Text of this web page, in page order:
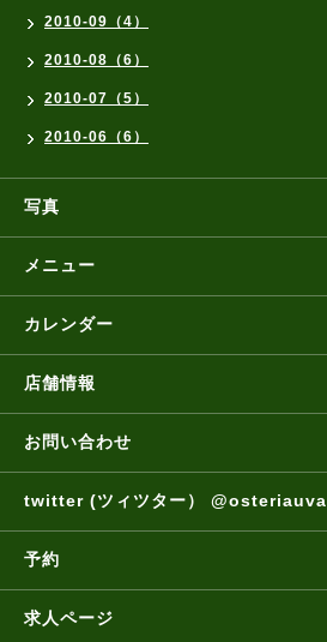
2010-09（4）
2010-08（6）
2010-07（5）
2010-06（6）
写真
メニュー
カレンダー
店舗情報
お問い合わせ
twitter (ツィツター） @osteriauva
予約
求人ページ